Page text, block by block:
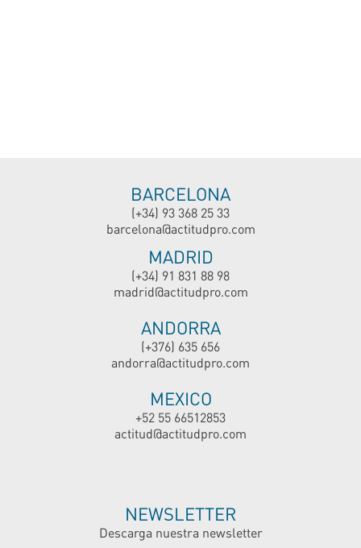
BARCELONA
(+34) 93 368 25 33
barcelona@actitudpro.com
MADRID
(+34) 91 831 88 98
madrid@actitudpro.com
ANDORRA
(+376) 635 656
andorra@actitudpro.com
MEXICO
+52 55 66512853
actitud@actitudpro.com
NEWSLETTER
Descarga nuestra newsletter